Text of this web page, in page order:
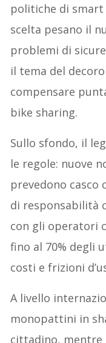
politiche di smart
scelta pesano il
problemi di
il tema del
compensare
bike sharing.
Sullo sfondo, il
le regole: nuove
prevedono casco
di responsabilità
con gli operatori
fino al 70% degli
costi e frizioni
A livello
monopattini in
cittadino, mentre